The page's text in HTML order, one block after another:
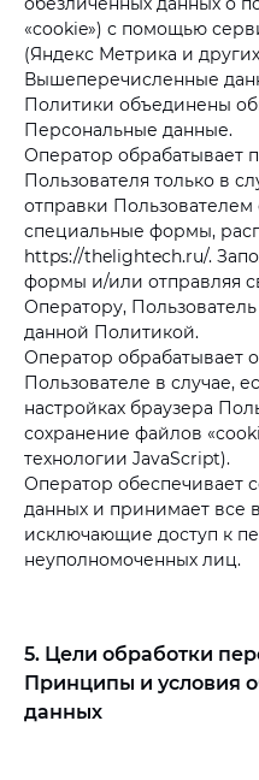
«cookie») с помощью
(Яндекс Метрика и
Вышеперечисленные
Политики объединены
Персональные данные.
Оператор обрабатывает
Пользователя только в
отправки Пользователем
специальные формы,
https://thelightech.ru/.
формы и/или отправляя
Оператору,
данной Политикой.
Оператор обрабатывает
Пользователе в случае,
настройках браузера
сохранение файлов
технологии JavaScript).
Оператор обеспечивает
данных и принимает все
исключающие доступ к
неуполномоченных лиц.
5. Цели обработки
Принципы и условия
данных